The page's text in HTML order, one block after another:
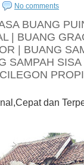
No comments
BUANG
| BUANG
| BUANG
SAMPAH
dan